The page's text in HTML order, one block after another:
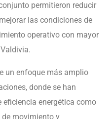
permitieron reducir
las condiciones de
operativo con mayor
un enfoque más amplio
donde se han
energética como
de movimiento y